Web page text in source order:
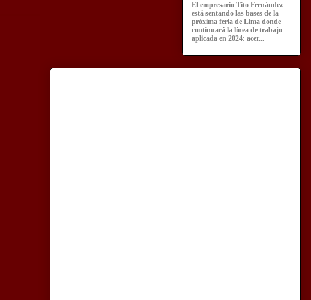
El empresario Tito Fernández
está sentando las bases de la
próxima feria de Lima donde
continuará la línea de trabajo
aplicada en 2024: acer...